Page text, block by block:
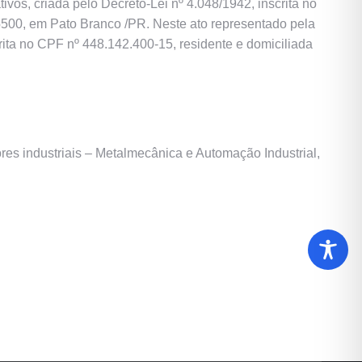
criada pelo Decreto-Lei nº 4.048/1942, inscrita no
em Pato Branco /PR. Neste ato representado pela
no CPF nº 448.142.400-15, residente e domiciliada
industriais – Metalmecânica e Automação Industrial,